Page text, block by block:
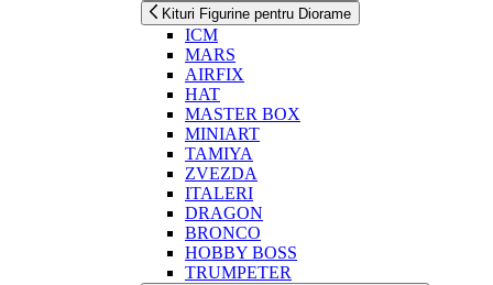
Kituri Figurine pentru Diorame
ICM
MARS
AIRFIX
HAT
MASTER BOX
MINIART
TAMIYA
ZVEZDA
ITALERI
DRAGON
BRONCO
HOBBY BOSS
TRUMPETER